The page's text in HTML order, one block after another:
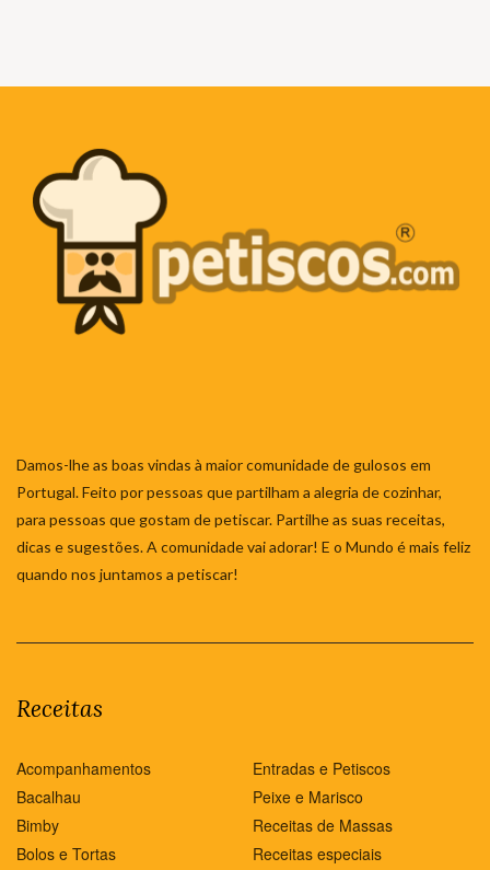
Damos-lhe as boas vindas à maior comunidade de gulosos em
Portugal. Feito por pessoas que partilham a alegria de cozinhar,
para pessoas que gostam de petiscar. Partilhe as suas receitas,
dicas e sugestões. A comunidade vai adorar! E o Mundo é mais feliz
quando nos juntamos a petiscar!
Receitas
Acompanhamentos
Bacalhau
Bimby
Bolos e Tortas
Entradas e Petiscos
Peixe e Marisco
Receitas de Massas
Receitas especiais